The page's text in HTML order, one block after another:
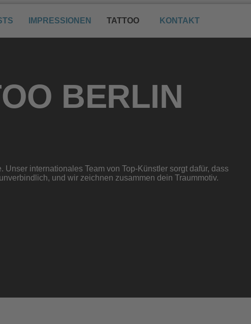
IMPRESSIONEN TATTOO KONTAKT
BERLIN
internationales Team von Top-Künstler sorgt dafür, dass
und wir zeichnen zusammen dein Traummotiv.